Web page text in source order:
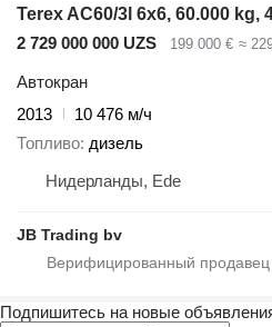
Terex AC60/3l 6x6, 60.000 kg,
2 729 000 000 UZS
199 000 € ≈
Автокран
2013
10 476 м/ч
Топливо дизель
Нидерланды, Ede
JB Trading bv
Подпишитесь на новые